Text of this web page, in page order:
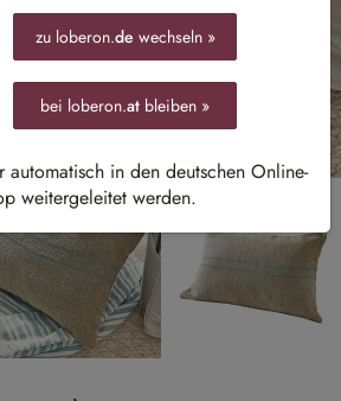
zu loberon.de wechseln »
bei loberon.at bleiben »
automatisch in den deutschen Online-
weitergeleitet werden.